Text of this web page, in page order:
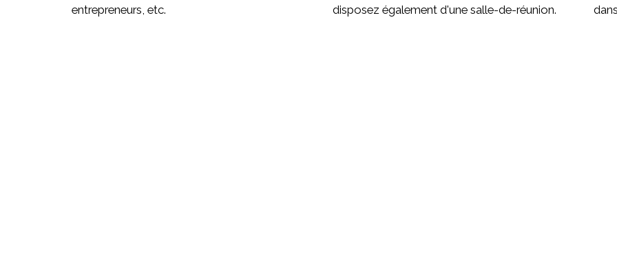
entrepreneurs, etc.
disposez également d'une salle-de-réunion.